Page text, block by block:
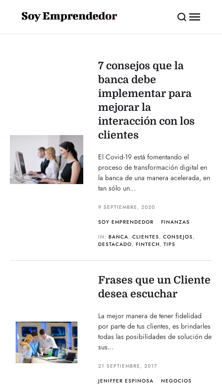
7 consejos que la
banca debe
implementar para
mejorar la
interacción con los
clientes
El Covid-19 está fomentando el
proceso de transformación digital en
la banca de una manera acelerada, en
tan sólo un...
9 SEPTIEMBRE, 2020
SOY EMPRENDEDOR
FINANZAS
IN:BANCA,CLIENTES,CONSEJOS,
DESTACADO,FINTECH,TIPS
Frases que un Cliente
desea escuchar
La mejor manera de tener fidelidad
por parte de tus clientes, es brindarles
todas las posibilidades de solución de
sus...
21 SEPTIEMBRE, 2017
JENIFFER ESPINOSA
NEGOCIOS